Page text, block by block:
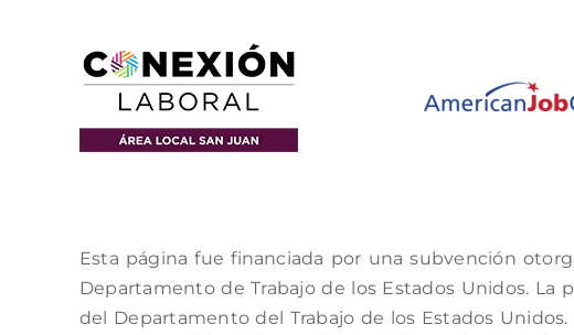
Esta página fue financiada por una subvención
Departamento de Trabajo de los Estados Unidos.
del Departamento del Trabajo de los Estados